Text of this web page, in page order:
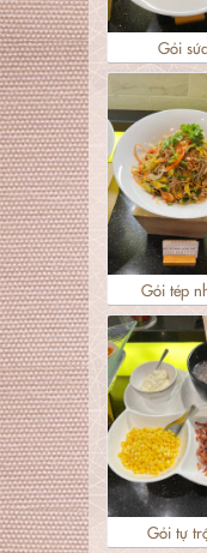
Gỏi
Gỏi tép
Gỏi tự